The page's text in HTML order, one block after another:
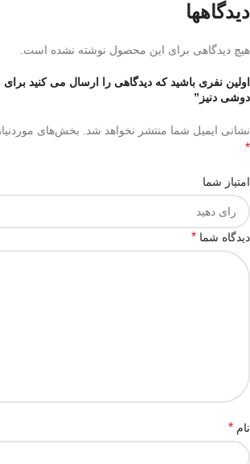
دیدگاهها
هیچ دیدگاهی برای این محصول نوشته نشده است.
دوشی دنیز”
نشانی ایمیل شما منتشر نخواهد شد. بخش‌های
*
امتیاز شما
دیدگاه شما *
نام *